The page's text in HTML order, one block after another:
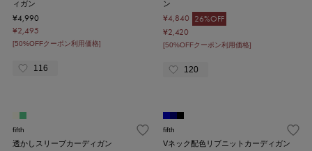
ィガン
¥4,990
¥2,495
[50%OFFクーポン利用価格]
116
ン
¥4,840 26%OFF
¥2,420
[50%OFFクーポン利用価格]
120
fifth
透かしスリーブカーディガン
fifth
Vネック配色リブニットカーディガン